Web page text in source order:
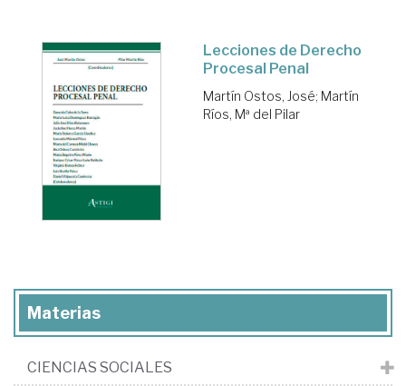
Lecciones de Derecho
Procesal Penal
Martín Ostos, José; Martín
Ríos, Mª del Pilar
Materias
CIENCIAS SOCIALES